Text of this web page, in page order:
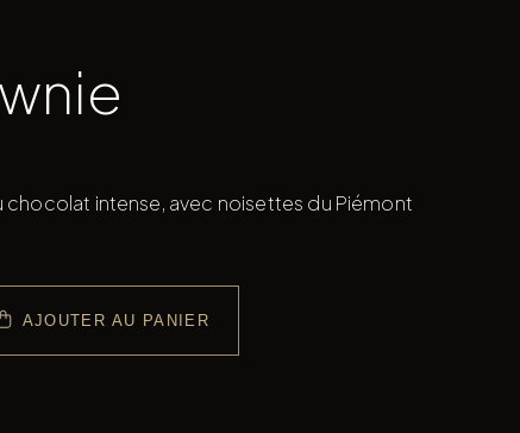
chocolat intense, avec noisettes du Piémont
AJOUTER AU PANIER